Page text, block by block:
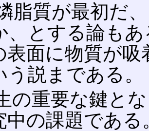
脂質が最初だ
、とする論も
表面に物質が
説まである。
の重要な鍵と
中の課題である